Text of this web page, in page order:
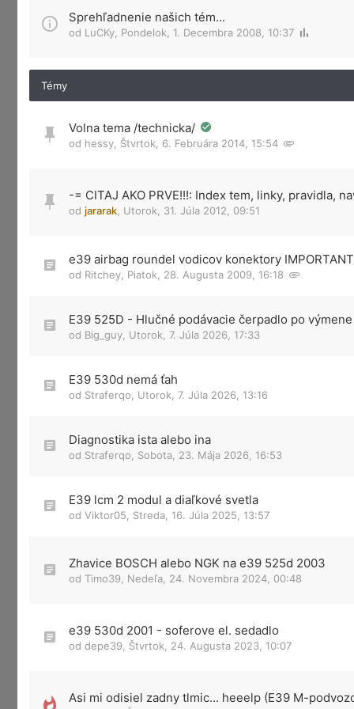
Sprehľadnenie našich tém...
od LuCKy Pondelok, 1. Decembra 2008, 10:37
Témy
Volna tema /technicka/
od hessy Štvrtok, 6. Februára 2014, 15:54
-= CITAJ AKO PRVE!!!: Index tem, linky, pravidla,
od jararak Utorok, 31. Júla 2012, 09:51
e39 airbag roundel vodicov konektory IMPORTANT
od Ritchey Piatok, 28. Augusta 2009, 16:18
E39 525D - Hlučné podávacie čerpadlo po výmene
od Big_guy Utorok, 7. Júla 2026, 17:33
E39 530d nemá ťah
od Straferqo Utorok, 7. Júla 2026, 13:16
Diagnostika ista alebo ina
od Straferqo Sobota, 23. Mája 2026, 16:53
E39 lcm 2 modul a diaľkové svetla
od Viktor05 Streda, 16. Júla 2025, 13:57
Zhavice BOSCH alebo NGK na e39 525d 2003
od Timo39 Nedeľa, 24. Novembra 2024, 00:48
e39 530d 2001 - soferove el. sedadlo
od depe39 Štvrtok, 24. Augusta 2023, 10:07
Asi mi odisiel zadny tlmic... heeelp (E39 M-